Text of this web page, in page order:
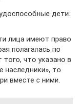
дети.
лица имеют право
полагалась по
что указано в
наследники», то
вместе с ними.